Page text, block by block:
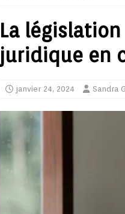
La
juridique en
janvier 24, 2024 Sandra